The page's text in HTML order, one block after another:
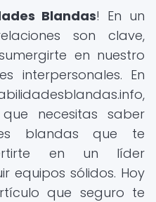
Blandas! En un
son clave,
en nuestro
interpersonales. En
necesitas saber
blandas que te
en un líder
equipos sólidos. Hoy
que seguro te